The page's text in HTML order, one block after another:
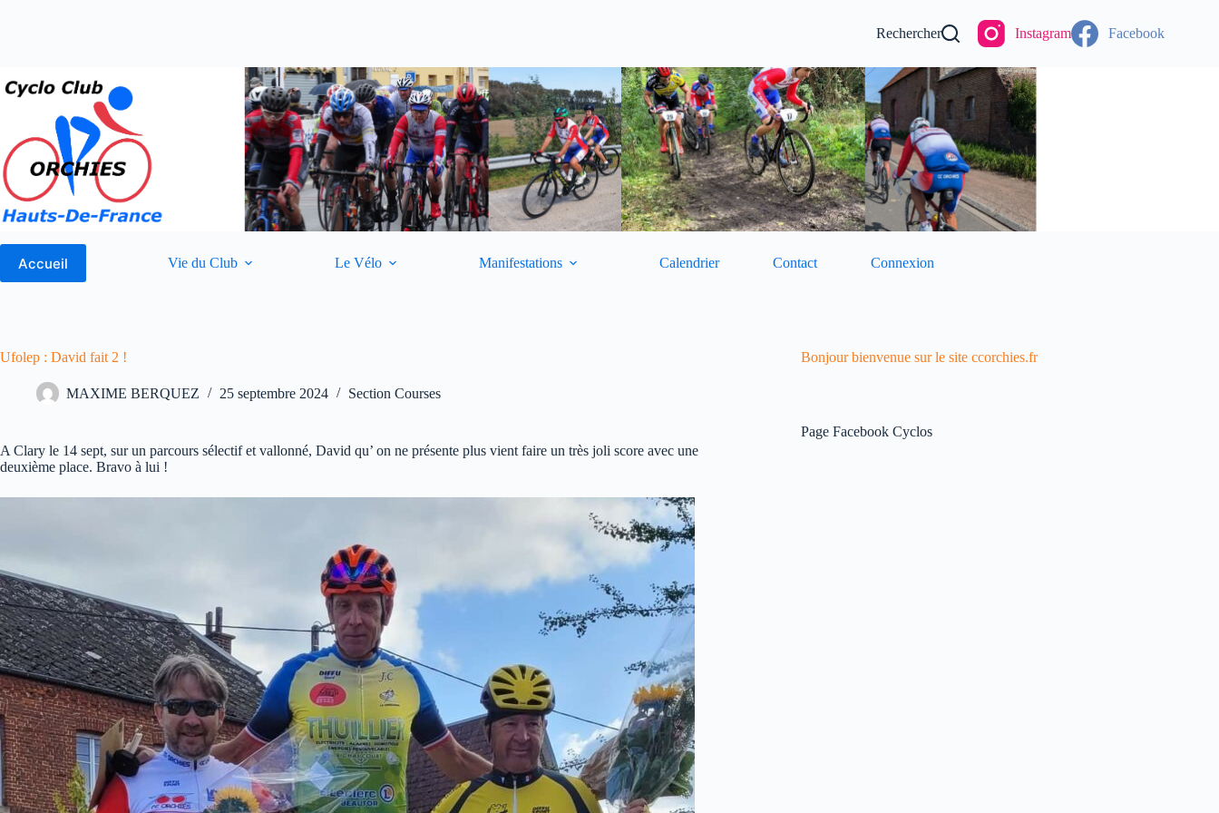
Rechercher Instagram Facebook
Accueil Vie du Club Le Vélo Manifestations Calendrier Contact Connexion
Ufolep : David fait 2 !
MAXIME BERQUEZ 25 septembre 2024 Section Courses
A Clary le 14 sept, sur un parcours sélectif et vallonné, David qu’ on ne présente plus vient faire un très joli score avec une
deuxième place. Bravo à lui !
Bonjour bienvenue sur le site ccorchies.fr
Page Facebook Cyclos